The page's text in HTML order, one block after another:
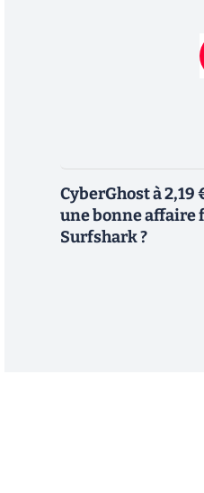
CyberGhost à
une bonne affaire
Surfshark ?